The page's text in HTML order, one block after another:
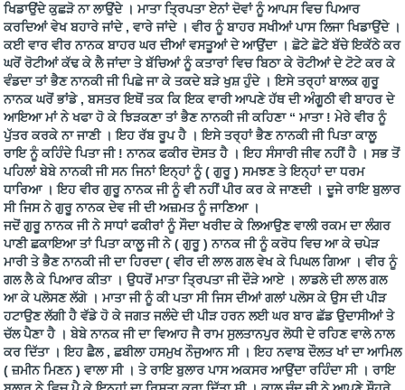
ਖਿਡਾਉਂਦੇ ਕੁਛੜੋ ਨਾ ਲਾਉਂਦੇ । ਮਾਤਾ ਤ੍ਰਿਪਤਾ ਏਨਾਂ ਦੋਵਾਂ ਨੂੰ ਆਪਸ ਵਿਚ ਪਿਆਰ
ਕਰਦਿਆਂ ਵੇਖ ਬਹਾਰੇ ਜਾਂਦੇ , ਵਾਰੇ ਜਾਂਦੇ । ਵੀਰ ਨੂੰ ਬਾਹਰ ਸਖੀਆਂ ਪਾਸ ਲਿਜਾ ਖਿਡਾਉਂਦੇ ।
ਕਈ ਵਾਰ ਵੀਰ ਨਾਨਕ ਬਾਹਰ ਘਰ ਦੀਆਂ ਵਸਤੂਆਂ ਦੇ ਆਉਂਦਾ । ਛੋਟੇ ਛੋਟੇ ਬੱਚੇ ਇਕੱਠੇ ਕਰ
ਘਰੋਂ ਰੋਟੀਆਂ ਕੱਢ ਕੇ ਲੈ ਜਾਂਦਾ ਤੇ ਬੱਚਿਆਂ ਨੂੰ ਕਤਾਰਾਂ ਵਿਚ ਬਿਠਾ ਕੇ ਰੋਟੀਆਂ ਦੇ ਟੋਟੇ ਕਰ ਕੇ
ਵੰਡਦਾ ਤਾਂ ਭੈਣ ਨਾਨਕੀ ਜੀ ਪਿਛੇ ਜਾ ਕੇ ਤਕਦੇ ਬੜੇ ਖੁਸ਼ ਹੁੰਦੇ । ਇਸੇ ਤਰ੍ਹਾਂ ਬਾਲਕ ਗੁਰੂ
ਨਾਨਕ ਘਰੋਂ ਭਾਂਡੇ , ਬਸਤਰ ਇਥੋਂ ਤਕ ਕਿ ਇਕ ਵਾਰੀ ਆਪਣੇ ਹੱਥ ਦੀ ਅੰਗੂਠੀ ਵੀ ਬਾਹਰ ਦੇ
ਆਇਆ ਮਾਂ ਨੇ ਖਫਾ ਹੋ ਕੇ ਝਿੜਕਣਾ ਤਾਂ ਭੈਣ ਨਾਨਕੀ ਜੀ ਕਹਿਣਾ “ ਮਾਤਾ ! ਮੇਰੇ ਵੀਰ ਨੂੰ
ਪੁੱਤਰ ਕਰਕੇ ਨਾ ਜਾਣੀ । ਇਹ ਰੱਬ ਰੂਪ ਹੈ । ਇਸੇ ਤਰ੍ਹਾਂ ਭੈਣ ਨਾਨਕੀ ਜੀ ਪਿਤਾ ਕਾਲੂ
ਰਾਇ ਨੂੰ ਕਹਿੰਦੇ ਪਿਤਾ ਜੀ ! ਨਾਨਕ ਫਕੀਰ ਦੋਸਤ ਹੈ । ਇਹ ਸੰਸਾਰੀ ਜੀਵ ਨਹੀਂ ਹੈ । ਸਭ ਤੋਂ
ਪਹਿਲਾਂ ਬੇਬੇ ਨਾਨਕੀ ਜੀ ਸਨ ਜਿਨਾਂ ਇਨ੍ਹਾਂ ਨੂੰ ( ਗੁਰੂ ) ਸਮਝਣ ਤੇ ਇਨ੍ਹਾਂ ਦਾ ਧਰਮ
ਧਾਰਿਆ । ਇਹ ਵੀਰ ਗੁਰੂ ਨਾਨਕ ਜੀ ਨੂੰ ਵੀ ਨਹੀਂ ਪੀਰ ਕਰ ਕੇ ਜਾਣਦੀ । ਦੂਜੇ ਰਾਇ ਬੁਲਾਰ
ਸੀ ਜਿਸ ਨੇ ਗੁਰੂ ਨਾਨਕ ਦੇਵ ਜੀ ਦੀ ਅਜ਼ਮਤ ਨੂੰ ਜਾਣਿਆ ।
ਜਦੋਂ ਗੁਰੂ ਨਾਨਕ ਜੀ ਨੇ ਸਾਧਾਂ ਫਕੀਰਾਂ ਨੂੰ ਸੌਦਾ ਖਰੀਦ ਕੇ ਲਿਆਉਣ ਵਾਲੀ ਰਕਮ ਦਾ ਲੰਗਰ
ਪਾਣੀ ਛਕਾਇਆ ਤਾਂ ਪਿਤਾ ਕਾਲੂ ਜੀ ਨੇ ( ਗੁਰੂ ) ਨਾਨਕ ਜੀ ਨੂੰ ਕਰੋਧ ਵਿਚ ਆ ਕੇ ਚਪੇੜ
ਮਾਰੀ ਤੇ ਭੈਣ ਨਾਨਕੀ ਜੀ ਦਾ ਹਿਰਦਾ ( ਵੀਰ ਦੀ ਲਾਲ ਗਲ ਵੇਖ ਕੇ ਪਿਘਲ ਗਿਆ । ਵੀਰ ਨੂੰ
ਗਲ ਲੈ ਕੇ ਪਿਆਰ ਕੀਤਾ । ਉਧਰੋਂ ਮਾਤਾ ਤ੍ਰਿਪਤਾ ਜੀ ਦੌੜੇ ਆਏ । ਲਾਡਲੇ ਦੀ ਲਾਲ ਗਲ
ਆ ਕੇ ਪਲੋਸਣ ਲੱਗੇ । ਮਾਤਾ ਜੀ ਨੂੰ ਕੀ ਪਤਾ ਸੀ ਜਿਸ ਦੀਆਂ ਗਲਾਂ ਪਲੋਸ ਕੇ ਉਸ ਦੀ ਪੀੜ
ਹਟਾਉਣ ਲੱਗੀ ਹੈ ਵੱਡੇ ਹੋ ਕੇ ਜਗਤ ਜਲੰਦੇ ਦੀ ਪੀੜ ਹਰਨ ਲਈ ਘਰ ਬਾਰ ਛੱਡ ਉਦਾਸੀਆਂ ਤੇ
ਚੱਲ ਪੈਣਾ ਹੈ । ਬੇਬੇ ਨਾਨਕ ਜੀ ਦਾ ਵਿਆਹ ਜੈ ਰਾਮ ਸੁਲਤਾਨਪੁਰ ਲੋਧੀ ਦੇ ਰਹਿਣ ਵਾਲੇ ਨਾਲ
ਕਰ ਦਿੱਤਾ । ਇਹ ਛੈਲ , ਛਬੀਲਾ ਹਸਮੁਖ ਨੌਜੁਆਨ ਸੀ । ਇਹ ਨਵਾਬ ਦੌਲਤ ਖਾਂ ਦਾ ਆਮਿਲ
( ਜ਼ਮੀਨ ਮਿਣਨ ) ਵਾਲਾ ਸੀ । ਤੇ ਰਾਇ ਬੁਲਾਰ ਪਾਸ ਅਕਸਰ ਆਉਂਦਾ ਰਹਿੰਦਾ ਸੀ । ਰਾਇ